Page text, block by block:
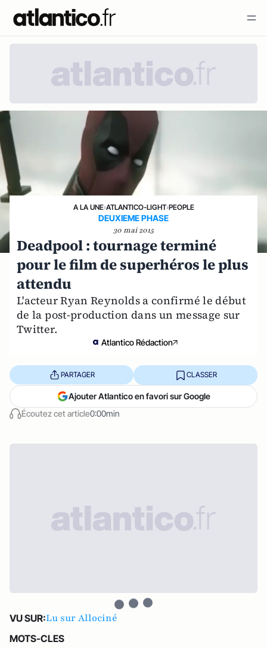
A LA UNE›ATLANTICO-LIGHT›PEOPLE
DEUXIEME PHASE
30 mai 2015
Deadpool : tournage terminé
pour le film de superhéros le plus
attendu
L'acteur Ryan Reynolds a confirmé le début
de la post-production dans un message sur
Twitter.
Atlantico Rédaction
Écoutez cet article0:00min
PARTAGER CLASSER
Ajouter Atlantico en favori sur Google
VU SUR:Lu sur Allociné
MOTS-CLES